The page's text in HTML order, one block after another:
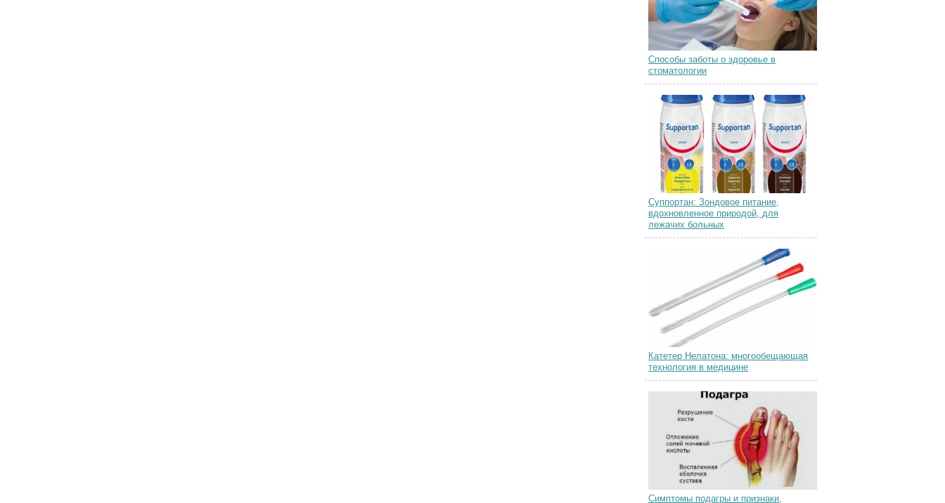
Способы заботы о здоровье в
стоматологии
Суппортан: Зондовое питание,
вдохновленное природой, для
лежачих больных
Катетер Нелатона: многообещающая
технология в медицине
Симптомы подагры и признаки,